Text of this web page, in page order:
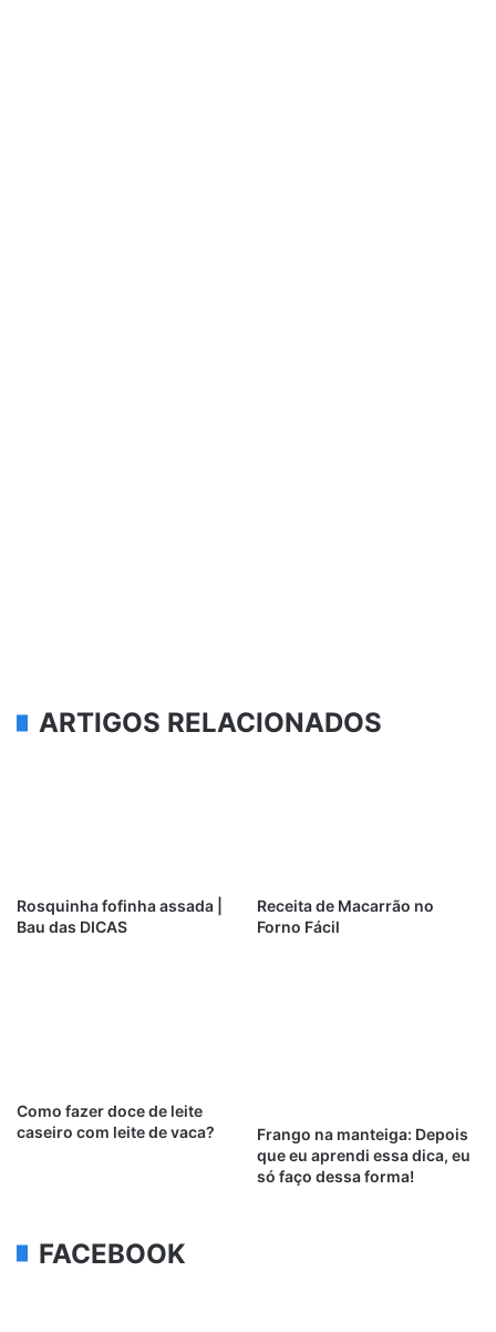
ARTIGOS RELACIONADOS
Rosquinha fofinha assada |
Bau das DICAS
Receita de Macarrão no
Forno Fácil
Como fazer doce de leite
caseiro com leite de vaca?
Frango na manteiga: Depois
que eu aprendi essa dica, eu
só faço dessa forma!
FACEBOOK